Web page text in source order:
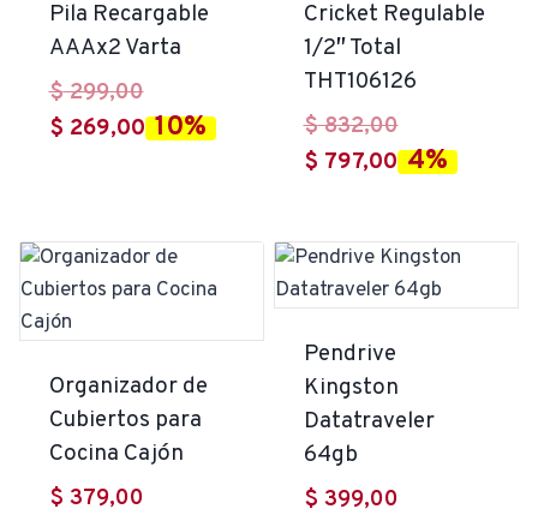
Pila Recargable
AAAx2 Varta
$299,00El
precio
$ 299,00.
$ 269,00El
es:
$ 269,00.
10%
Cricket Regulable
1/2″ Total
THT106126
$832,00El
precio
$ 832,00.
$ 797,00El
es:
$ 797,00.
4%
Organizador de
Cubiertos para
Cocina Cajón
$ 379,00
Pendrive
Kingston
Datatraveler
64gb
$ 399,00